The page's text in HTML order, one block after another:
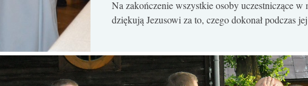
Na zakończenie wszystkie osoby uczestniczące
dziękują Jezusowi za to, czego dokonał podczas